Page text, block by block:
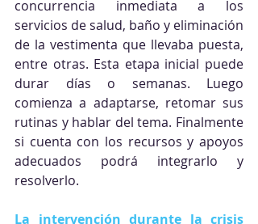
concurrencia inmediata a los
servicios de salud, baño y eliminación
de la vestimenta que llevaba puesta,
entre otras. Esta etapa inicial puede
durar días o semanas. Luego
comienza a adaptarse, retomar sus
rutinas y hablar del tema. Finalmente
si cuenta con los recursos y apoyos
adecuados podrá integrarlo y
resolverlo.
La intervención durante la crisis